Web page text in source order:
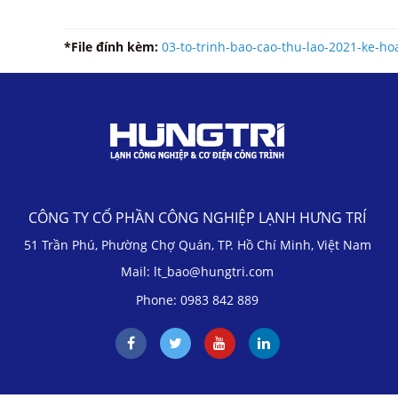
*File đính kèm: 03-to-trinh-bao-cao-thu-lao-2021-ke-
CÔNG TY CỔ PHẦN CÔNG NGHIỆP LẠNH HƯNG TRÍ
51 Trần Phú, Phường Chợ Quán, TP. Hồ Chí Minh, Việt Nam
Mail: lt_bao@hungtri.com
Phone: 0983 842 889